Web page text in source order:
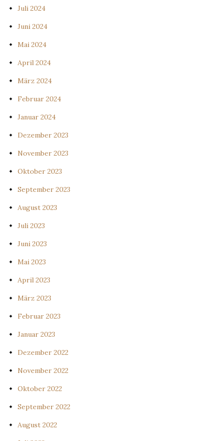
Juli 2024
Juni 2024
Mai 2024
April 2024
März 2024
Februar 2024
Januar 2024
Dezember 2023
November 2023
Oktober 2023
September 2023
August 2023
Juli 2023
Juni 2023
Mai 2023
April 2023
März 2023
Februar 2023
Januar 2023
Dezember 2022
November 2022
Oktober 2022
September 2022
August 2022